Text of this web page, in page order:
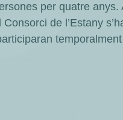
per quatre anys.
de l’Estany